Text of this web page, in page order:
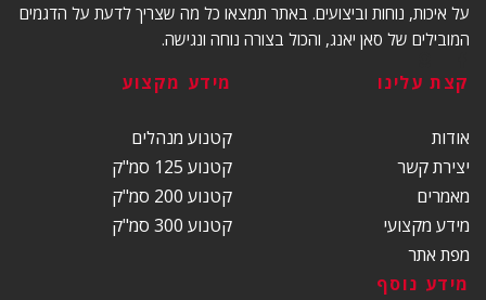
על איכות, נוחות וביצועים. באתר תמצאו כל מה שצריך לדעת על הדגמים
המובילים של סאן יאנג, והכול בצורה נוחה ונגישה.
קצת עלינו
אודות
יצירת קשר
מאמרים
מידע מקצועי
מפת אתר
מידע מקצוע
קטנוע מנהלים
קטנוע 125 סמ"ק
קטנוע 200 סמ"ק
קטנוע 300 סמ"ק
מידע נוסף